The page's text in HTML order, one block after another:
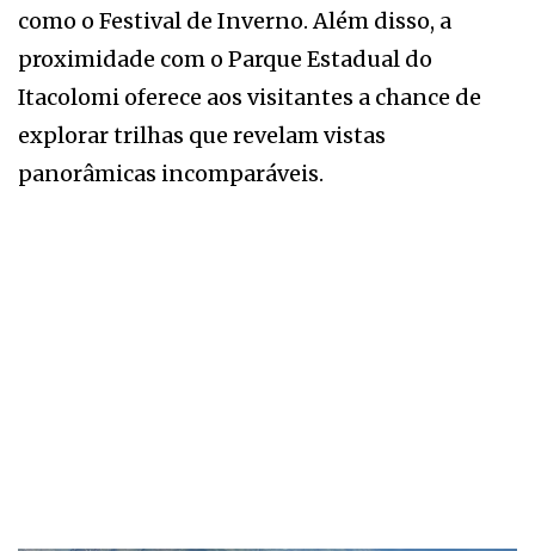
como o Festival de Inverno. Além disso, a
proximidade com o Parque Estadual do
Itacolomi oferece aos visitantes a chance de
explorar trilhas que revelam vistas
panorâmicas incomparáveis.